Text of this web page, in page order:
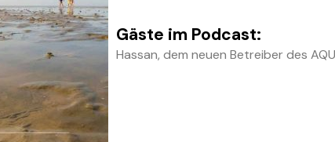
Gäste im Podcast:
Hassan, dem neuen Betreiber des